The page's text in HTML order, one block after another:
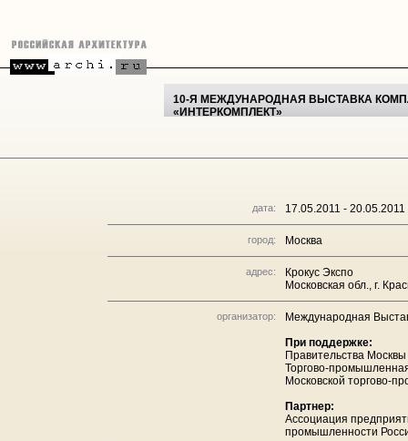
10-Я МЕЖДУНАРОДНАЯ ВЫСТАВКА
«ИНТЕРКОМПЛЕКТ»
дата: 17.05.2011 - 20.05.2011
город: Москва
адрес:
Крокус Экспо
Московская обл., г.
организатор:
Международная
При поддержке:
Правительства Москвы
Торгово-
Московской торгово-
Партнер:
Ассоциация
промышленности